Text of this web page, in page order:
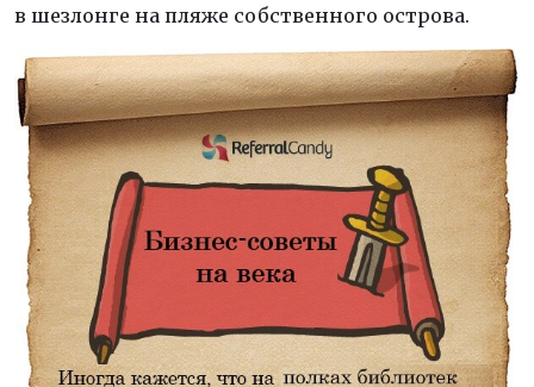
в шезлонге на пляже собственного острова.